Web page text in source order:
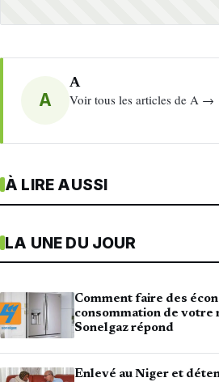
A
A
Voir tous les articles de A →
À LIRE AUSSI
LA UNE DU JOUR
Comment faire des
consommation de
Sonelgaz répond
Enlevé au Niger et